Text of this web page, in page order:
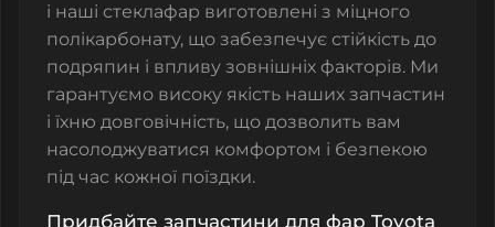
і наші стеклафар виготовлені з міцного
полікарбонату, що забезпечує стійкість до
подряпин і впливу зовнішніх факторів. Ми
гарантуємо високу якість наших запчастин
і їхню довговічність, що дозволить вам
насолоджуватися комфортом і безпекою
під час кожної поїздки.
Придбайте запчастини для фар Toyota